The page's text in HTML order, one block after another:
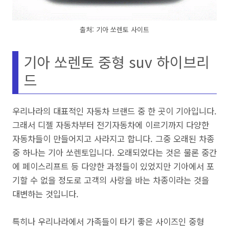
출처: 기아 쏘렌토 사이트
기아 쏘렌토 중형 suv 하이브리
드
우리나라의 대표적인 자동차 브랜드 중 한 곳이 기아입니다.
그래서 디젤 자동차부터 전기자동차에 이르기까지 다양한
자동차들이 만들어지고 사라지고 합니다. 그중 오래된 차종
중 하나는 기아 쏘렌토입니다. 오래되었다는 것은 물론 중간
에 페이스리프트 등 다양한 과정들이 있었지만 기아에서 포
기할 수 없을 정도로 고객의 사랑을 바는 차종이라는 것을
대변하는 것입니다.
특히나 우리나라에서 가족들이 타기 좋은 사이즈인 중형